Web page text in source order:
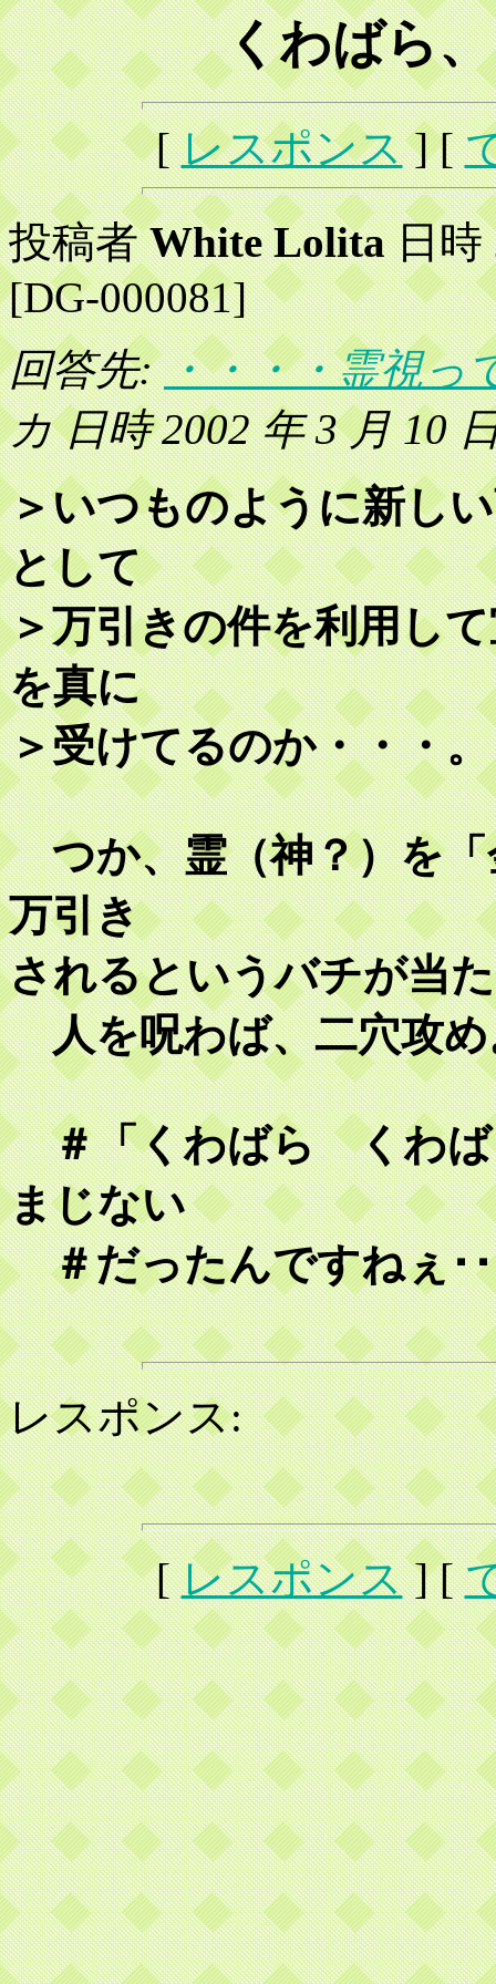
くわばら
[レスポンス] [
投稿者White Lolita日時
[DG-000081]
回答先:・・・・霊視っ
カ 日時 2002 年 3 月 10
＞いつものように新し
として
＞万引きの件を利用し
を真に
＞受けてるのか・・・。
つか、霊（神？）を「
万引き
されるというバチが当
人を呪わば、二穴攻
＃「くわばら くわば
まじない
＃だったんですねぇ
レスポンス:
[レスポンス] [